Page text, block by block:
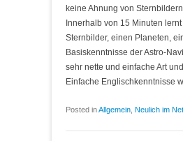
keine Ahnung von
Innerhalb von 15 Minuten
Sternbilder, einen Planeten,
Basiskenntnisse der Astro-
sehr nette und einfache Art
Einfache Englischkenntnisse
Posted inAllgemein Neulich im